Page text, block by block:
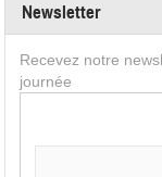
Newsletter
Recevez notre
journée